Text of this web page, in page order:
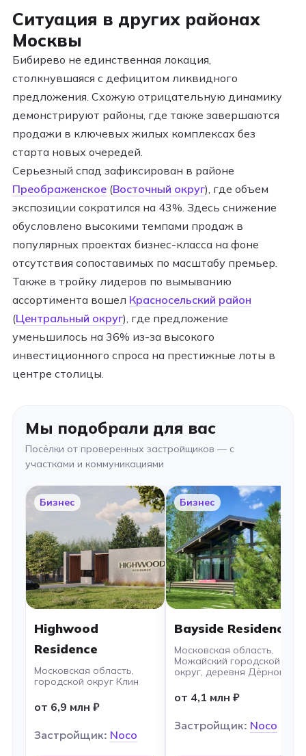
Ситуация в других районах
Москвы
Бибирево не единственная локация,
столкнувшаяся с дефицитом ликвидного
предложения. Схожую отрицательную динамику
демонстрируют районы, где также завершаются
продажи в ключевых жилых комплексах без
старта новых очередей.
Серьезный спад зафиксирован в районе
Преображенское (Восточный округ), где объем
экспозиции сократился на 43%. Здесь снижение
обусловлено высокими темпами продаж в
популярных проектах бизнес-класса на фоне
отсутствия сопоставимых по масштабу премьер.
Также в тройку лидеров по вымыванию
ассортимента вошел Красносельский район
(Центральный округ), где предложение
уменьшилось на 36% из-за высокого
инвестиционного спроса на престижные лоты в
центре столицы.
Мы подобрали для вас
Посёлки от проверенных застройщиков — с
участками и коммуникациями
Бизнес
Highwood
Residence
Московская область,
городской округ Клин
от 6,9 млн ₽
Застройщик: Noco
Бизнес
Bayside Residence
Московская область,
Можайский городской
округ, деревня Дёрново
от 4,1 млн ₽
Застройщик: Noco